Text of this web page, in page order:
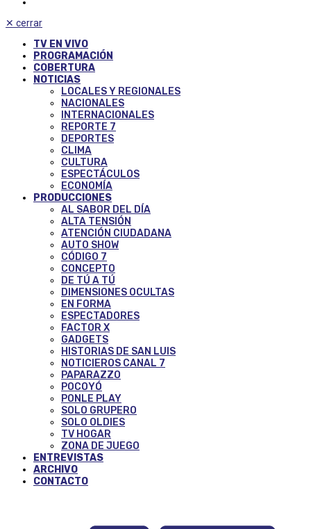
✕ cerrar
TV EN VIVO
PROGRAMACIÓN
COBERTURA
NOTICIAS
LOCALES Y REGIONALES
NACIONALES
INTERNACIONALES
REPORTE 7
DEPORTES
CLIMA
CULTURA
ESPECTÁCULOS
ECONOMÍA
PRODUCCIONES
AL SABOR DEL DÍA
ALTA TENSIÓN
ATENCIÓN CIUDADANA
AUTO SHOW
CÓDIGO 7
CONCEPTO
DE TÚ A TÚ
DIMENSIONES OCULTAS
EN FORMA
ESPECTADORES
FACTOR X
GADGETS
HISTORIAS DE SAN LUIS
NOTICIEROS CANAL 7
PAPARAZZO
POCOYÓ
PONLE PLAY
SOLO GRUPERO
SOLO OLDIES
TV HOGAR
ZONA DE JUEGO
ENTREVISTAS
ARCHIVO
CONTACTO